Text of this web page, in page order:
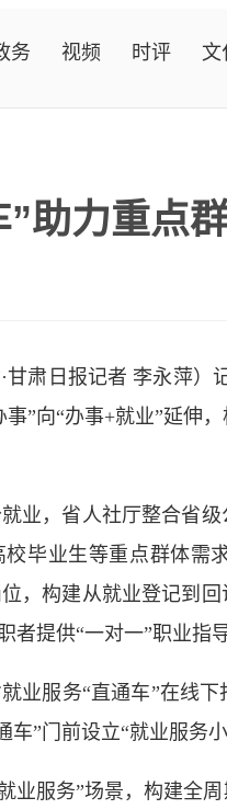
务 视频 时评 文
助力重点
·甘肃日报记者 李永萍
”向“办事+就业”延伸
，省人社厅整合省级
毕业生等重点群体需
，构建从就业登记到
者提供“一对一”职业指
服务“直通车”在线下
车”门前设立“就业服务
服务”场景，构建全周